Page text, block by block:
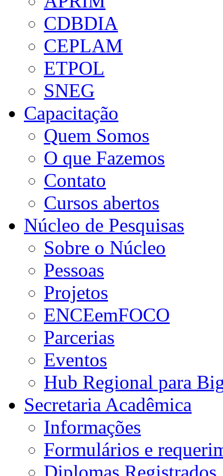
CDBDIA
CEPLAM
ETPOL
SNEG
Capacitação
Quem Somos
O que Fazemos
Contato
Cursos abertos
Núcleo de Pesquisas
Sobre o Núcleo
Pessoas
Projetos
ENCEemFOCO
Parcerias
Eventos
Hub Regional para
Secretaria Acadêmica
Informações
Formulários e
Diplomas Registrados